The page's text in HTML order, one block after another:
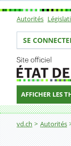
Sous-
Autorités
Votre
SE
AFFICHER LES
Fil
vd.ch Autorités